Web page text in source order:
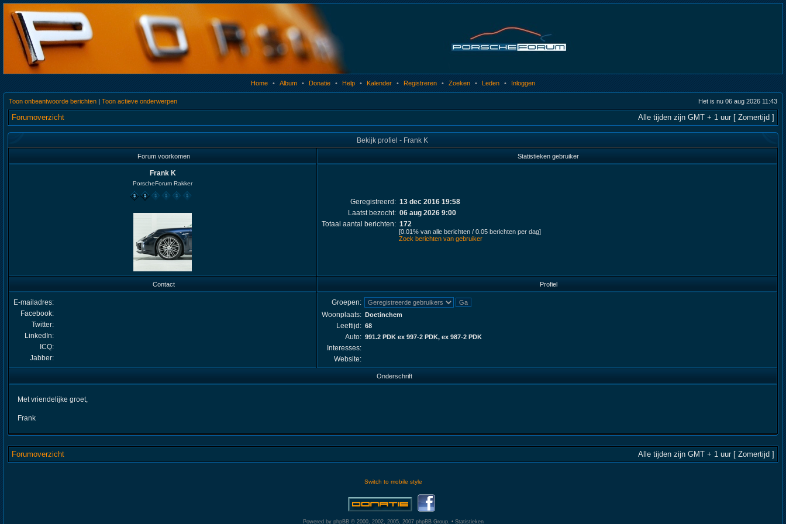
Home • Album • Donatie • Help • Kalender • Registreren • Zoeken • Leden • Inloggen
Toon onbeantwoorde berichten | Toon actieve onderwerpen Het is nu 06 aug 2026 11:43
Forumoverzicht Alle tijden zijn GMT + 1 uur [ Zomertijd ]
Bekijk profiel - Frank K
Forum voorkomen Statistieken gebruiker
Frank K
PorscheForum Rakker
Geregistreerd: 13 dec 2016 19:58
Laatst bezocht: 06 aug 2026 9:00
Totaal aantal berichten: 172
[0.01% van alle berichten / 0.05 berichten per dag]
Zoek berichten van gebruiker
Contact Profiel
E-mailadres:
Facebook:
Twitter:
LinkedIn:
ICQ:
Jabber:
Groepen:
Woonplaats: Doetinchem
Leeftijd: 68
Auto: 991.2 PDK ex 997-2 PDK, ex 987-2 PDK
Interesses:
Website:
Onderschrift
Met vriendelijke groet,
Frank
Forumoverzicht Alle tijden zijn GMT + 1 uur [ Zomertijd ]
Switch to mobile style
Powered by phpBB© 2000, 2002, 2005, 2007 phpBB Group. • Statistieken